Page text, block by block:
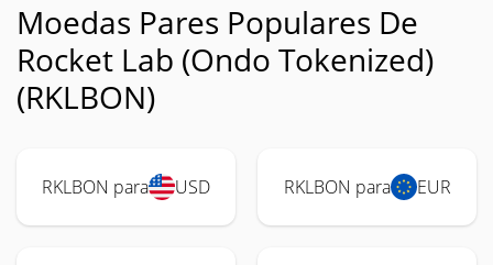
Moedas Pares Populares De
Rocket Lab (Ondo Tokenized)
(RKLBON)
RKLBON para USD RKLBON para EUR